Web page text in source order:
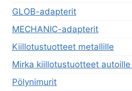
GLOB-adapterit
MECHANIC-adapterit
Kiillotustuotteet metallille
Mirka kiillotustuotteet
Pölynimurit